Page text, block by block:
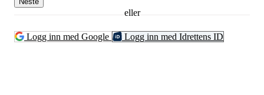
eller
Logg inn med Google Logg inn med Idrettens ID